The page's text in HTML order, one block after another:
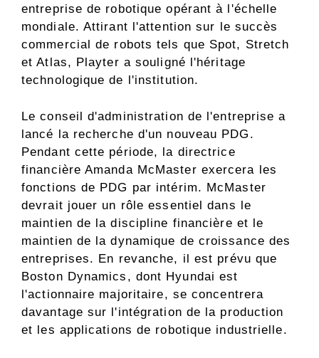
entreprise de robotique opérant à l'échelle
mondiale. Attirant l'attention sur le succès
commercial de robots tels que Spot, Stretch
et Atlas, Playter a souligné l'héritage
technologique de l'institution.
Le conseil d'administration de l'entreprise a
lancé la recherche d'un nouveau PDG.
Pendant cette période, la directrice
financière Amanda McMaster exercera les
fonctions de PDG par intérim. McMaster
devrait jouer un rôle essentiel dans le
maintien de la discipline financière et le
maintien de la dynamique de croissance des
entreprises. En revanche, il est prévu que
Boston Dynamics, dont Hyundai est
l'actionnaire majoritaire, se concentrera
davantage sur l'intégration de la production
et les applications de robotique industrielle.